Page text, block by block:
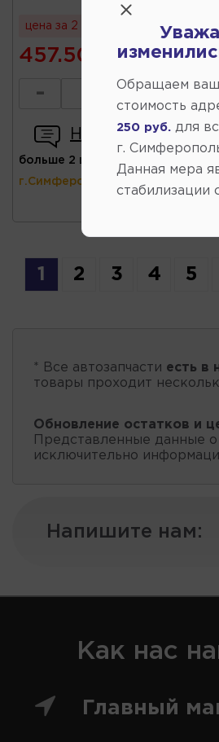
цена за 2 шт
457.50
- +
Написать отзыв
больше 2 шт
г.Симферополь)
1 2 3 4 5
* Все автозапчасти есть в
товары проходит
Обновление остатков и
Представленные данные о
исключительно
Напишите нам:
Как нас
Главный
Обращаем
стоимость
250 руб. для
г.
Данная мера
стабилизации